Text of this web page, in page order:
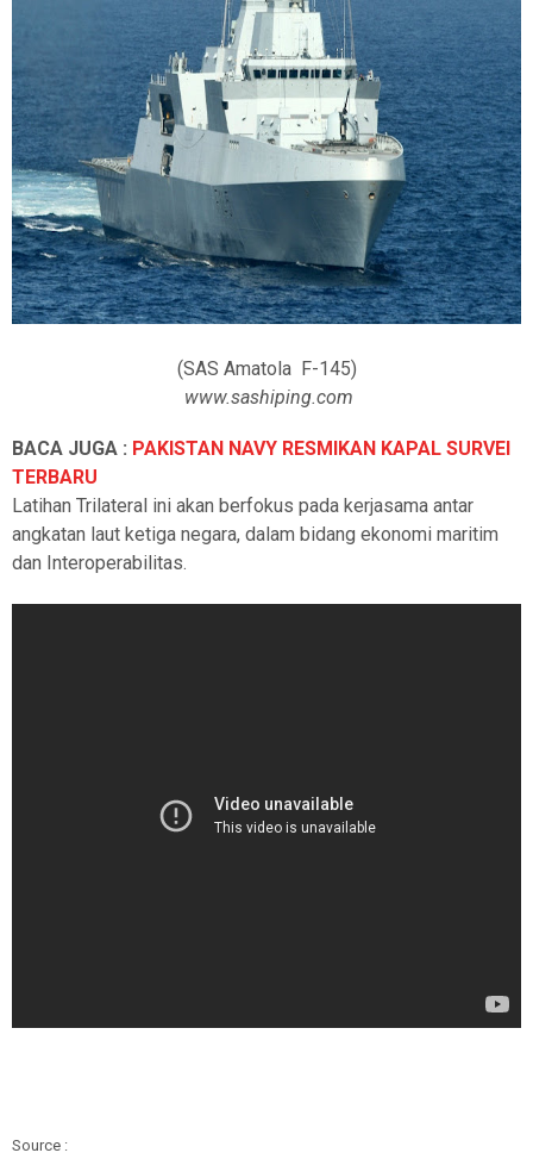
(SAS Amatola F-145)
www.sashiping.com
BACA JUGA : PAKISTAN NAVY RESMIKAN KAPAL SURVEI
TERBARU
Latihan Trilateral ini akan berfokus pada kerjasama antar
angkatan laut ketiga negara, dalam bidang ekonomi maritim
dan Interoperabilitas.
Source :